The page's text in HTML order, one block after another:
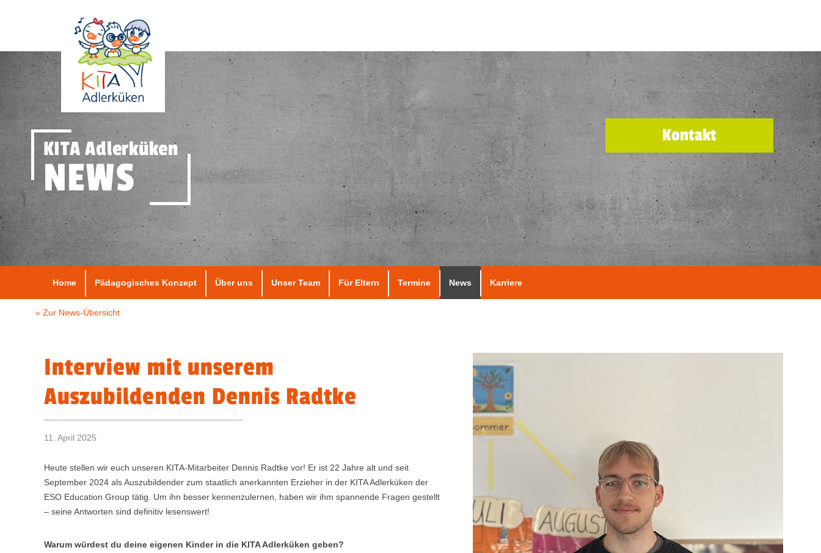
KITA Adlerküken
NEWS
Kontakt
Home Pädagogisches Konzept Über uns Unser Team Für Eltern Termine News Karriere
« Zur News-Übersicht
Interview mit unserem
Auszubildenden Dennis Radtke
11. April 2025
Heute stellen wir euch unseren KITA-Mitarbeiter Dennis Radtke vor! Er ist 22 Jahre alt und seit
September 2024 als Auszubildender zum staatlich anerkannten Erzieher in der KITA Adlerküken der
ESO Education Group tätig. Um ihn besser kennenzulernen, haben wir ihm spannende Fragen gestellt
– seine Antworten sind definitiv lesenswert!
Warum würdest du deine eigenen Kinder in die KITA Adlerküken geben?